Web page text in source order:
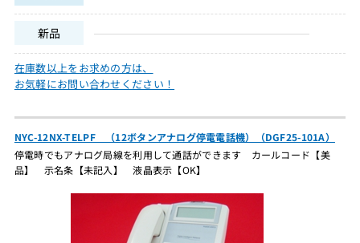
新品
在庫数以上をお求めの方は、
お気軽にお問い合わせください！
NYC-12NX-TELPF （12ボタンアナログ停電電話機）（DGF25-101A）
停電時でもアナログ局線を利用して通話ができます カールコード【美
品】 示名条【未記入】 液晶表示【OK】